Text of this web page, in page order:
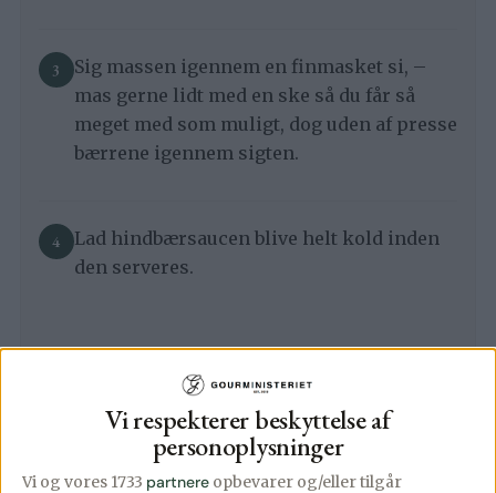
Vi respekterer beskyttelse af
personoplysninger
Vi og vores 1733 partnere opbevarer og/eller tilgår
Sig massen igennem en finmasket si, –
mas gerne lidt med en ske så du får så
meget med som muligt, dog uden af presse
bærrene igennem sigten.
Lad hindbærsaucen blive helt kold inden
den serveres.
Grillet fersken med vaniljeis og
hindbærcoulis
Del fersknerne på midten og fjern
stenene.